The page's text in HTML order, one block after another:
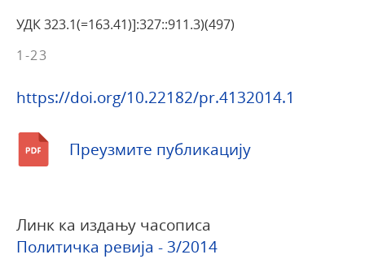
УДК 323.1(=163.41)]:327::911.3)(497)
1-23
https://doi.org/10.22182/pr.4132014.1
Преузмите публикацију
Линк ка издању часописа
Политичка ревија - 3/2014